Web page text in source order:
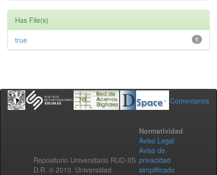
Has File(s)
1
true
Comentarios
Repositorio Universitario RUD-IIS
D.R. © 2010. Universidad
Normatividad
Aviso Legal
Aviso de
privacidad
simplificado